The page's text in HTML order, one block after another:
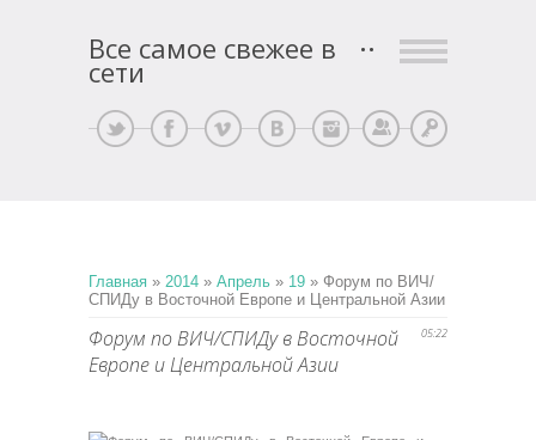
Все самое свежее в
сети
Регистрация
Главная » 2014 » Апрель » 19 » Форум по ВИЧ/
СПИДу в Восточной Европе и Центральной Азии
05:22
Форум по ВИЧ/СПИДу в Восточной
Европе и Центральной Азии